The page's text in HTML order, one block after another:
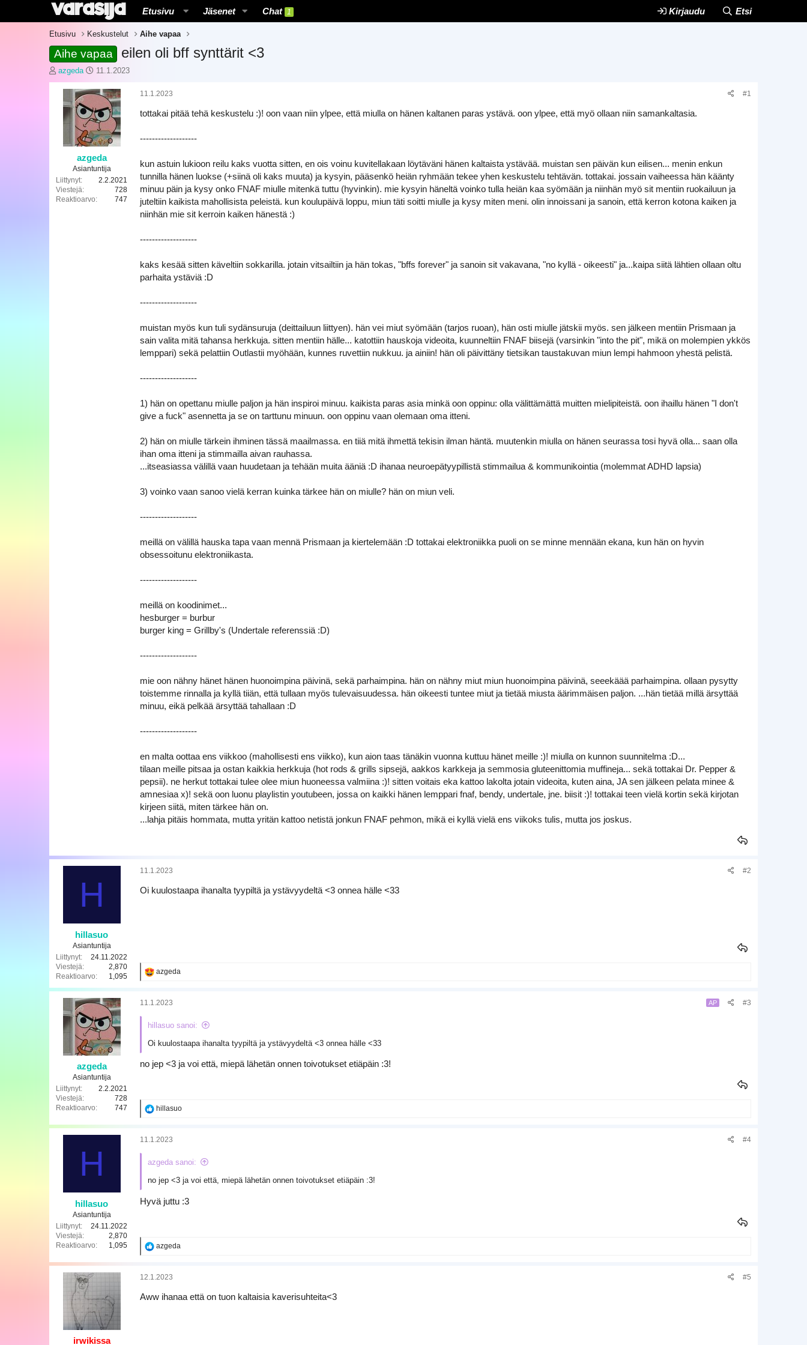
Etusivu Jäsenet Chat 1 Kirjaudu Etsi
Etusivu Keskustelut Aihe vapaa
Aihe vapaa eilen oli bff synttärit <3
K
e
n
a
l
azgeda
A
l
o
t
u
s
p
ä
i
v
m
11.1.2023
azgeda
Asiantuntija
Liittynyt
2.2.2021
Viestejä
728
Reaktioarvo
747
11.1.2023 #1
tottakai pitää tehä keskustelu :)! oon vaan niin ylpee, että miulla on hänen kaltanen paras ystävä. oon ylpee, että myö ollaan niin samankaltasia.
-----‐-------------
kun astuin lukioon reilu kaks vuotta sitten, en ois voinu kuvitellakaan löytäväni hänen kaltaista ystävää. muistan sen päivän kun eilisen... menin enkun
tunnilla hänen luokse (+siinä oli kaks muuta) ja kysyin, pääsenkö heiän ryhmään tekee yhen keskustelu tehtävän. tottakai. jossain vaiheessa hän käänty
minuu päin ja kysy onko FNAF miulle mitenkä tuttu (hyvinkin). mie kysyin häneltä voinko tulla heiän kaa syömään ja niinhän myö sit mentiin ruokailuun ja
juteltiin kaikista mahollisista peleistä. kun koulupäivä loppu, miun täti soitti miulle ja kysy miten meni. olin innoissani ja sanoin, että kerron kotona kaiken ja
niinhän mie sit kerroin kaiken hänestä :)
-----‐-------------
kaks kesää sitten käveltiin sokkarilla. jotain vitsailtiin ja hän tokas, "bffs forever" ja sanoin sit vakavana, "no kyllä - oikeesti" ja...kaipa siitä lähtien ollaan oltu
parhaita ystäviä :D
-----‐-------------
muistan myös kun tuli sydänsuruja (deittailuun liittyen). hän vei miut syömään (tarjos ruoan), hän osti miulle jätskii myös. sen jälkeen mentiin Prismaan ja
sain valita mitä tahansa herkkuja. sitten mentiin hälle... katottiin hauskoja videoita, kuunneltiin FNAF biisejä (varsinkin "into the pit", mikä on molempien ykkös
lemppari) sekä pelattiin Outlastii myöhään, kunnes ruvettiin nukkuu. ja ainiin! hän oli päivittäny tietsikan taustakuvan miun lempi hahmoon yhestä pelistä.
-----‐-------------
1) hän on opettanu miulle paljon ja hän inspiroi minuu. kaikista paras asia minkä oon oppinu: olla välittämättä muitten mielipiteistä. oon ihaillu hänen "I don't
give a fuck" asennetta ja se on tarttunu minuun. oon oppinu vaan olemaan oma itteni.
2) hän on miulle tärkein ihminen tässä maailmassa. en tiiä mitä ihmettä tekisin ilman häntä. muutenkin miulla on hänen seurassa tosi hyvä olla... saan olla
ihan oma itteni ja stimmailla aivan rauhassa.
...itseasiassa välillä vaan huudetaan ja tehään muita ääniä :D ihanaa neuroepätyypillistä stimmailua & kommunikointia (molemmat ADHD lapsia)
3) voinko vaan sanoo vielä kerran kuinka tärkee hän on miulle? hän on miun veli.
-----‐-------------
meillä on välillä hauska tapa vaan mennä Prismaan ja kiertelemään :D tottakai elektroniikka puoli on se minne mennään ekana, kun hän on hyvin
obsessoitunu elektroniikasta.
-----‐-------------
meillä on koodinimet...
hesburger = burbur
burger king = Grillby's (Undertale referenssiä :D)
-----‐-------------
mie oon nähny hänet hänen huonoimpina päivinä, sekä parhaimpina. hän on nähny miut miun huonoimpina päivinä, seeekäää parhaimpina. ollaan pysytty
toistemme rinnalla ja kyllä tiiän, että tullaan myös tulevaisuudessa. hän oikeesti tuntee miut ja tietää miusta äärimmäisen paljon. ...hän tietää millä ärsyttää
minuu, eikä pelkää ärsyttää tahallaan :D
-----‐-------------
en malta oottaa ens viikkoo (mahollisesti ens viikko), kun aion taas tänäkin vuonna kuttuu hänet meille :)! miulla on kunnon suunnitelma :D...
tilaan meille pitsaa ja ostan kaikkia herkkuja (hot rods & grills sipsejä, aakkos karkkeja ja semmosia gluteenittomia muffineja... sekä tottakai Dr. Pepper &
pepsii). ne herkut tottakai tulee olee miun huoneessa valmiina :)! sitten voitais eka kattoo lakolta jotain videoita, kuten aina, JA sen jälkeen pelata minee &
amnesiaa x)! sekä oon luonu playlistin youtubeen, jossa on kaikki hänen lemppari fnaf, bendy, undertale, jne. biisit :)! tottakai teen vielä kortin sekä kirjotan
kirjeen siitä, miten tärkee hän on.
...lahja pitäis hommata, mutta yritän kattoo netistä jonkun FNAF pehmon, mikä ei kyllä vielä ens viikoks tulis, mutta jos joskus.
H
hillasuo
Asiantuntija
Liittynyt
24.11.2022
Viestejä
2,870
Reaktioarvo
1,095
11.1.2023 #2
Oi kuulostaapa ihanalta tyypiltä ja ystävyydeltä <3 onnea hälle <33
R
k
o
azgeda
azgeda
Asiantuntija
Liittynyt
2.2.2021
Viestejä
728
Reaktioarvo
747
11.1.2023 AP #3
hillasuo sanoi:
Oi kuulostaapa ihanalta tyypiltä ja ystävyydeltä <3 onnea hälle <33
no jep <3 ja voi että, miepä lähetän onnen toivotukset etiäpäin :3!
R
k
o
:
hillasuo
H
hillasuo
Asiantuntija
Liittynyt
24.11.2022
Viestejä
2,870
Reaktioarvo
1,095
11.1.2023 #4
azgeda sanoi:
no jep <3 ja voi että, miepä lähetän onnen toivotukset etiäpäin :3!
Hyvä juttu :3
R
k
o
azgeda
irwikissa
12.1.2023 #5
Aww ihanaa että on tuon kaltaisia kaverisuhteita<3